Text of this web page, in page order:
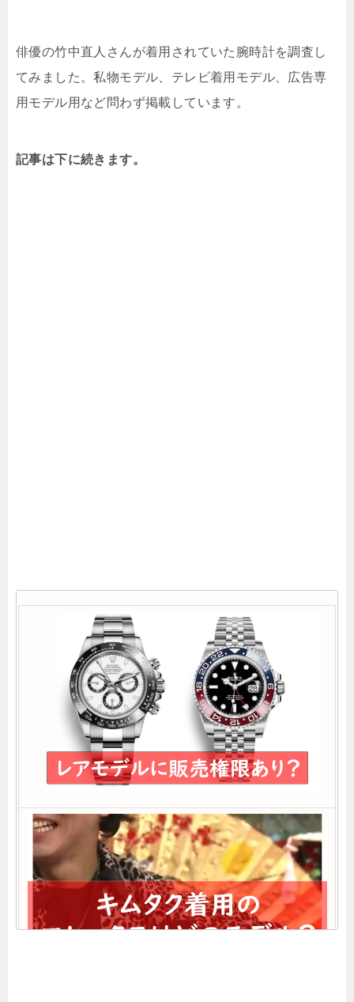
俳優の竹中直人さんが着用されていた腕時計を調査し
てみました。私物モデル、テレビ着用モデル、広告専
用モデル用など問わず掲載しています。
記事は下に続きます。